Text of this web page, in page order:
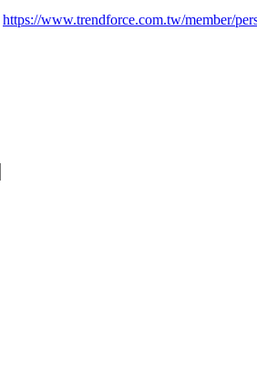
https://www.trendforce.com.tw/member/